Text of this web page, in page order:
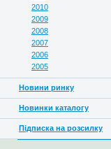
2010
2009
2008
2007
2006
2005
Новини ринку
Новинки каталогу
Підписка на розсилку